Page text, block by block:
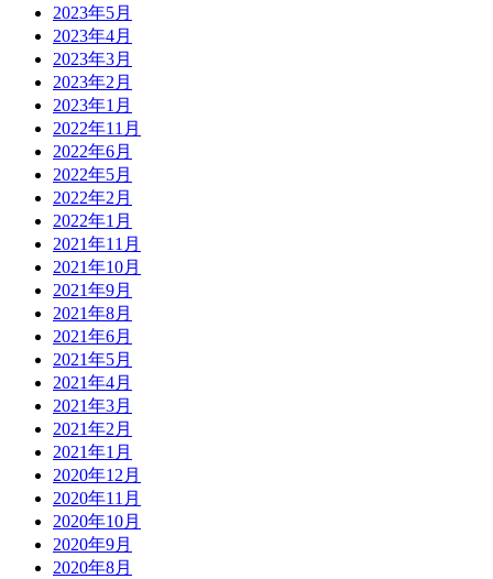
2023年5月
2023年4月
2023年3月
2023年2月
2023年1月
2022年11月
2022年6月
2022年5月
2022年2月
2022年1月
2021年11月
2021年10月
2021年9月
2021年8月
2021年6月
2021年5月
2021年4月
2021年3月
2021年2月
2021年1月
2020年12月
2020年11月
2020年10月
2020年9月
2020年8月